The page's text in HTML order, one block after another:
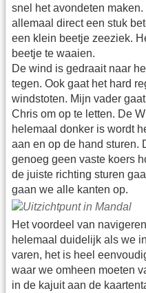
snel het avondeten
allemaal direct een stuk
een klein beetje zeeziek.
beetje te waaien.
De wind is gedraait naar
tegen. Ook gaat het hard
windstoten. Mijn vader
Chris om op te letten. De
helemaal donker is wordt
aan en op de hand sturen.
genoeg geen vaste koers
de juiste richting sturen
gaan we alle kanten op.
Het voordeel van
helemaal duidelijk als we
varen, het is heel
waar we omheen moeten
in de kajuit aan de